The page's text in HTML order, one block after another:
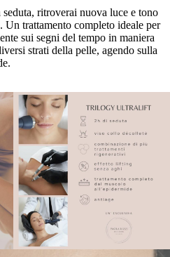
ritroverai nuova luce e tono
trattamento completo ideale per
sui segni del tempo in maniera
strati della pelle, agendo sulla